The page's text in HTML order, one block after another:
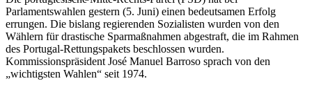
Parlamentswahlen gestern (5. Juni) einen bedeutsamen Erfolg
errungen. Die bislang regierenden Sozialisten wurden von den
Wählern für drastische Sparmaßnahmen abgestraft, die im Rahmen
des Portugal-Rettungspakets beschlossen wurden.
Kommissionspräsident José Manuel Barroso sprach von den
„wichtigsten Wahlen“ seit 1974.